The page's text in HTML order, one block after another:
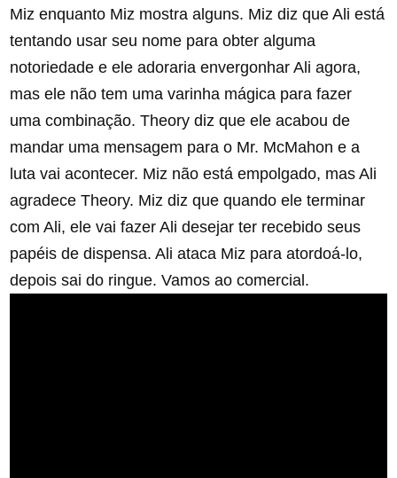
Miz enquanto Miz mostra alguns. Miz diz que Ali está
tentando usar seu nome para obter alguma
notoriedade e ele adoraria envergonhar Ali agora,
mas ele não tem uma varinha mágica para fazer
uma combinação. Theory diz que ele acabou de
mandar uma mensagem para o Mr. McMahon e a
luta vai acontecer. Miz não está empolgado, mas Ali
agradece Theory. Miz diz que quando ele terminar
com Ali, ele vai fazer Ali desejar ter recebido seus
papéis de dispensa. Ali ataca Miz para atordoá-lo,
depois sai do ringue. Vamos ao comercial.